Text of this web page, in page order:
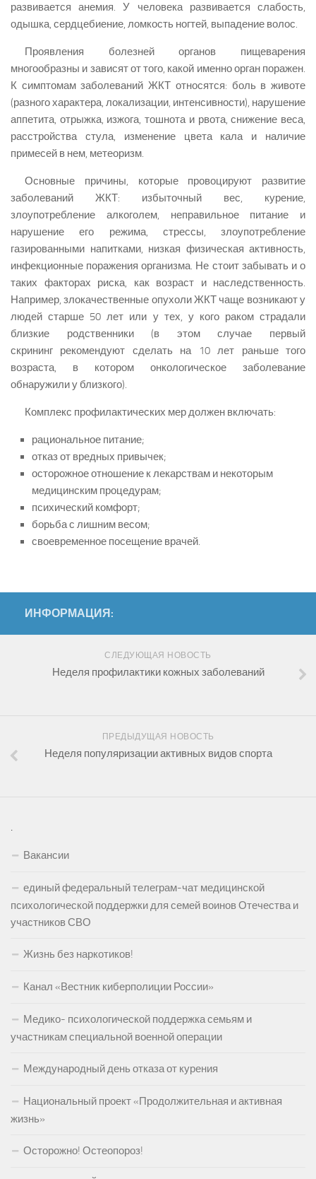
развивается анемия. У человека развивается слабость,
одышка, сердцебиение, ломкость ногтей, выпадение волос.
Проявления болезней органов пищеварения
многообразны и зависят от того, какой именно орган поражен.
К симптомам заболеваний ЖКТ относятся: боль в животе
(разного характера, локализации, интенсивности), нарушение
аппетита, отрыжка, изжога, тошнота и рвота, снижение веса,
расстройства стула, изменение цвета кала и наличие
примесей в нем, метеоризм.
Основные причины, которые провоцируют развитие
заболеваний ЖКТ: избыточный вес, курение,
злоупотребление алкоголем, неправильное питание и
нарушение его режима, стрессы, злоупотребление
газированными напитками, низкая физическая активность,
инфекционные поражения организма. Не стоит забывать и о
таких факторах риска, как возраст и наследственность.
Например, злокачественные опухоли ЖКТ чаще возникают у
людей старше 50 лет или у тех, у кого раком страдали
близкие родственники (в этом случае первый
скрининг рекомендуют сделать на 10 лет раньше того
возраста, в котором онкологическое заболевание
обнаружили у близкого).
Комплекс профилактических мер должен включать:
рациональное питание;
отказ от вредных привычек;
осторожное отношение к лекарствам и некоторым
медицинским процедурам;
психический комфорт;
борьба с лишним весом;
своевременное посещение врачей.
ИНФОРМАЦИЯ:
СЛЕДУЮЩАЯ НОВОСТЬ
Неделя профилактики кожных заболеваний
ПРЕДЫДУЩАЯ НОВОСТЬ
Неделя популяризации активных видов спорта
.
Вакансии
единый федеральный телеграм-чат медицинской
психологической поддержки для семей воинов Отечества и
участников СВО
Жизнь без наркотиков!
Канал «Вестник киберполиции России»
Медико- психологической поддержка семьям и
участникам специальной военной операции
Международный день отказа от курения
Национальный проект «Продолжительная и активная
жизнь»
Осторожно! Остеопороз!